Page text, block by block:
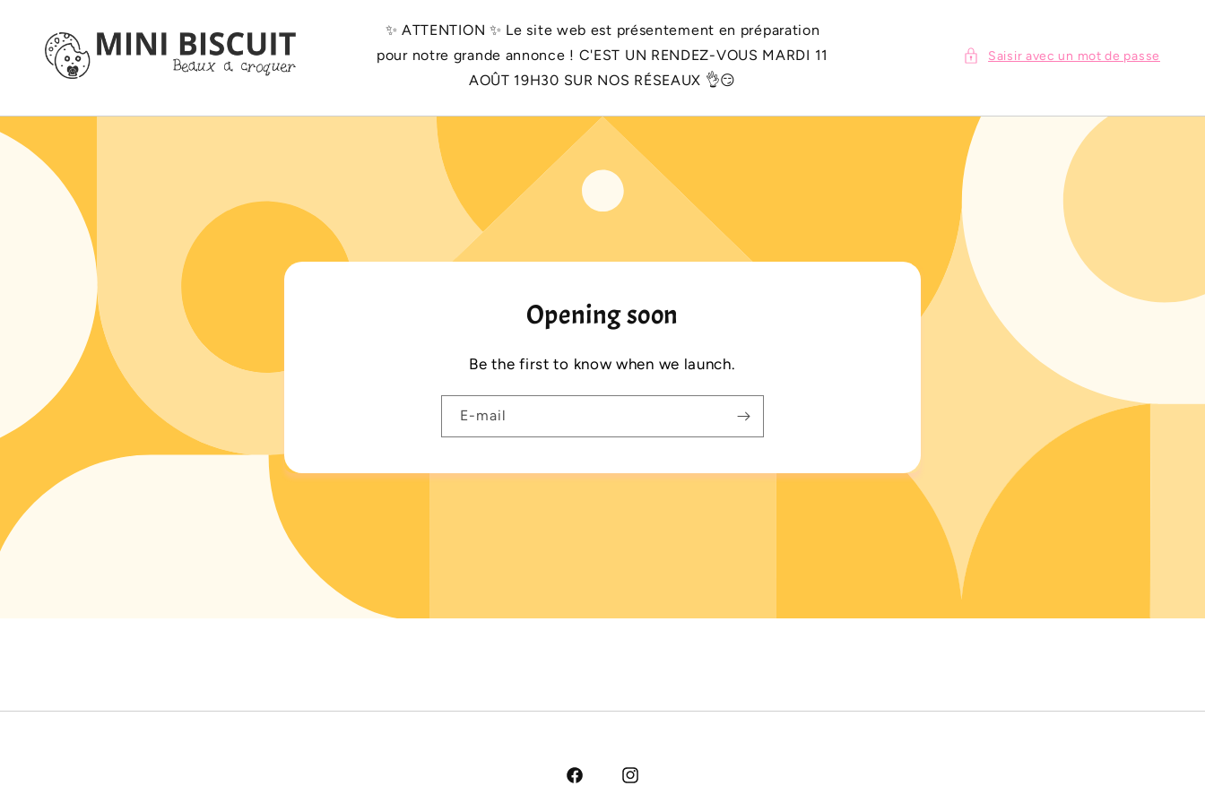
CONTENU
✨️ ATTENTION ✨️ Le site web est présentement en préparation
pour notre grande annonce ! C'EST UN RENDEZ-VOUS MARDI 11
AOÛT 19H30 SUR NOS RÉSEAUX 👌😏
Saisir avec un mot de passe
Opening soon
Be the first to know when we launch.
E-mail
Facebook Instagram